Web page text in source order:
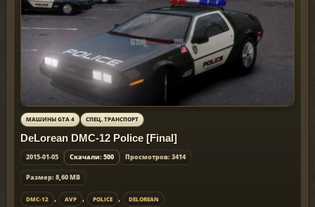
МАШИНЫ GTA 4 СПЕЦ. ТРАНСПОРТ
DeLorean DMC-12 Police [Final]
2015-01-05 Скачали: 500 Просмотров: 3414
Размер: 8,60 MB
DMC-12 , AVP , POLICE , DELOREAN